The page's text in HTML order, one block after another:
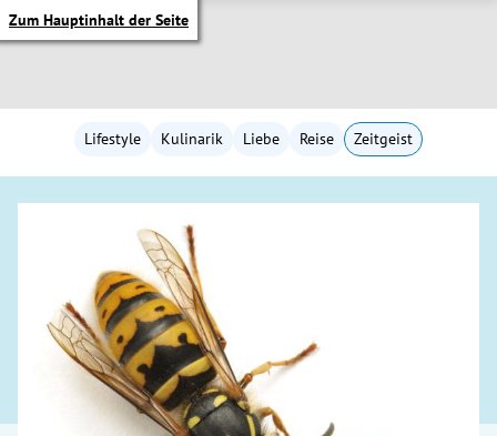
Zum Hauptinhalt der Seite
Lifestyle Kulinarik Liebe Reise Zeitgeist